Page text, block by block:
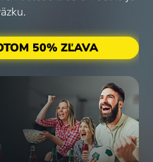
50% ZĽAVA